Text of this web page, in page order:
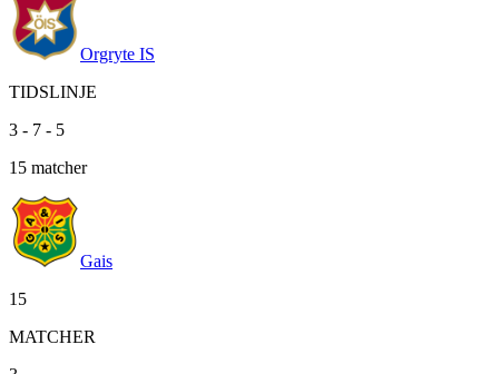
Orgryte IS
TIDSLINJE
3 - 7 - 5
15 matcher
Gais
15
MATCHER